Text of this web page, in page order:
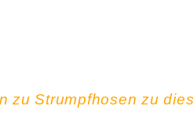
zu Strumpfhosen zu